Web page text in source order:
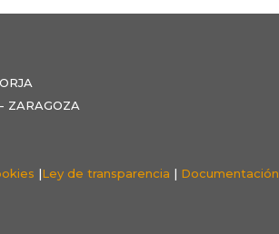
ZARAGOZA
|Ley de transparencia | Documentación